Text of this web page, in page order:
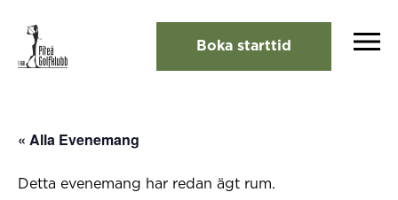
Boka starttid
« Alla Evenemang
Detta evenemang har redan ägt rum.